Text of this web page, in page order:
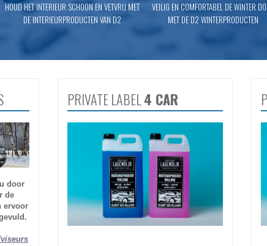
HOUD HET INTERIEUR SCHOON EN VETVRIJ MET
DE INTERIEURPRODUCTEN VAN D2
VEILIG EN COMFORTABEL DE WINTER
MET DE D2 WINTERPRODUCTEN
door
de
ervoor
PRIVATE LABEL4 CAR